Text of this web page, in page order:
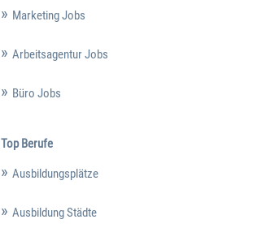
Marketing Jobs
Arbeitsagentur Jobs
Büro Jobs
Top Berufe
Ausbildungsplätze
Ausbildung Städte